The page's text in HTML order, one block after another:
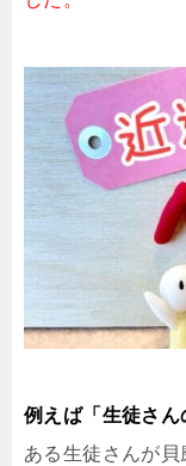
例えば「生徒さん
ある生徒さんが